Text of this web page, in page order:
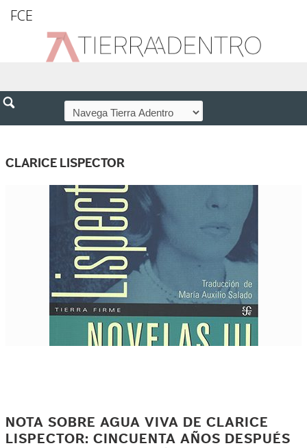
FCE
CLARICE LISPECTOR
NOTA SOBRE AGUA VIVA DE CLARICE
LISPECTOR: CINCUENTA AÑOS DESPUÉS